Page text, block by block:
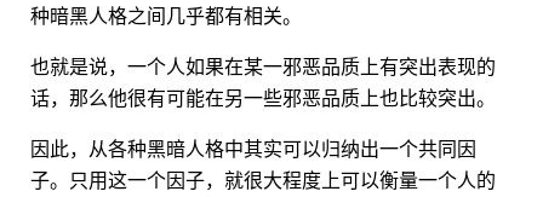
种暗黑人格之间几乎都有相关。
也就是说，一个人如果在某一邪恶品质上有突出表现的
话，那么他很有可能在另一些邪恶品质上也比较突出。
因此，从各种黑暗人格中其实可以归纳出一个共同因
子。只用这一个因子，就很大程度上可以衡量一个人的